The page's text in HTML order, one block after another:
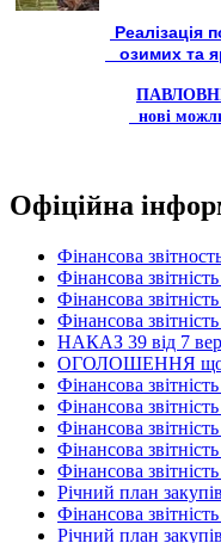
Реалізація
озимих та
нові
Офіційна
Фінансова
Фінансова
Фінансова
Фінансова
НАКАЗ 39 від 7
ОГОЛОШЕННЯ щодо
Фінансова
Фінансова
Фінансова
Фінансова
Фінансова
Річний план
Фінансова
Річний план